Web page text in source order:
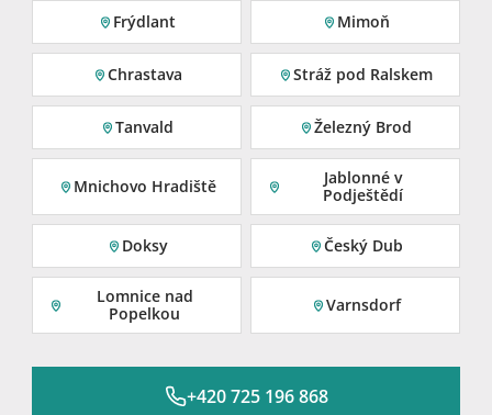
Frýdlant Mimoň
Chrastava Stráž pod Ralskem
Tanvald Železný Brod
Mnichovo Hradiště
Jablonné v
Podještědí
Doksy Český Dub
Lomnice nad
Popelkou
Varnsdorf
+420 725 196 868